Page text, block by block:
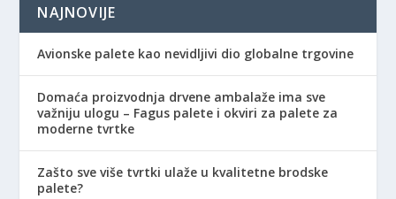
NAJNOVIJE
Avionske palete kao nevidljivi dio globalne trgovine
Domaća proizvodnja drvene ambalaže ima sve
važniju ulogu – Fagus palete i okviri za palete za
moderne tvrtke
Zašto sve više tvrtki ulaže u kvalitetne brodske
palete?